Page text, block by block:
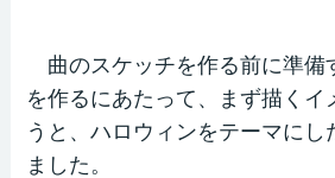
曲のスケッチを作る前に準備
を作るにあたって、まず描くイ
うと、ハロウィンをテーマにし
ました。